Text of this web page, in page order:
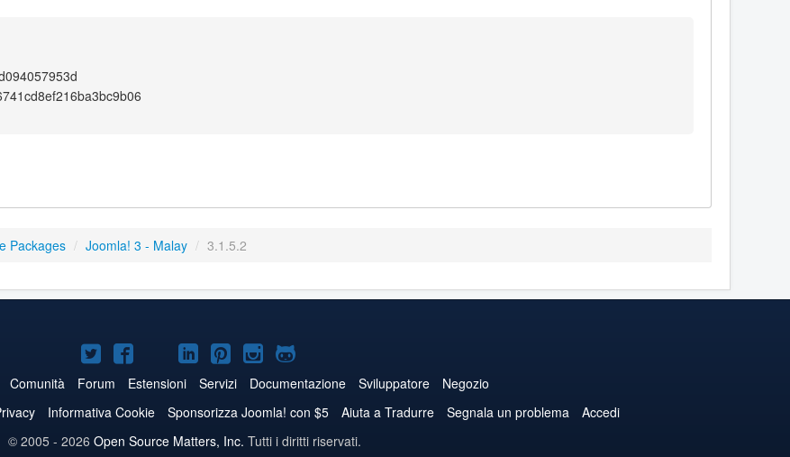
Packages / Joomla! 3 - Malay / 3.1.5.2
Joomla!
su
Twitter
Joomla!
su
Facebook
Joomla!
su
YouTube
Joomla!
su
LinkedIn
Joomla!
su
Pinterest
Joomla!
su
Instagram
Joomla!
su
GitHub
Comunità Forum Estensioni Servizi Documentazione Sviluppatore
Negozio
Informativa Cookie Sponsorizza Joomla! con $5 Aiuta a Tradurre Segnala un problema
Accedi
© 2005 - 2026 Open Source Matters, Inc. Tutti i diritti riservati.